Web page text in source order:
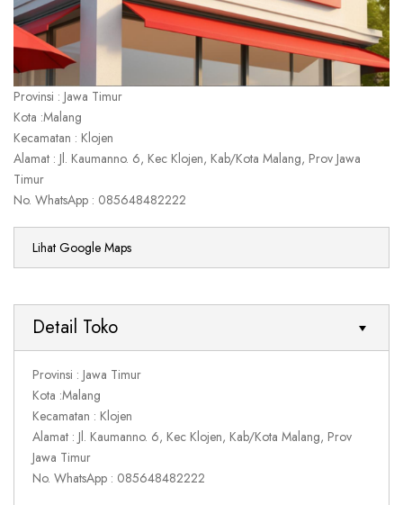
Provinsi : Jawa Timur
Kota :Malang
Kecamatan : Klojen
Alamat : Jl. Kaumanno. 6, Kec Klojen, Kab/Kota Malang, Prov Jawa
Timur
No. WhatsApp : 085648482222
Lihat Google Maps
Detail Toko
Provinsi : Jawa Timur
Kota :Malang
Kecamatan : Klojen
Alamat : Jl. Kaumanno. 6, Kec Klojen, Kab/Kota Malang, Prov
Jawa Timur
No. WhatsApp : 085648482222